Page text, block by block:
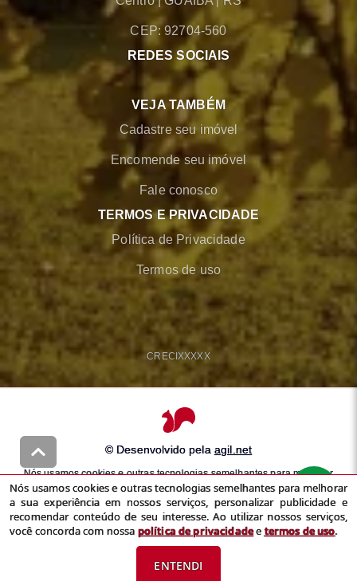
CEP: 92704-560
REDES SOCIAIS
VEJA TAMBÉM
Cadastre seu imóvel
Encomende seu imóvel
Fale conosco
TERMOS E PRIVACIDADE
Política de Privacidade
Termos de uso
CRECIXXXXX
© Desenvolvido pela agil.net
Nós usamos cookies e outras tecnologias semelhantes para melhorar
a sua experiência em nossos serviços, personalizar publicidade e
recomendar conteúdo de seu interesse. Ao utilizar nossos serviços,
você concorda com nossapolítica de privacidadeetermos de uso
Nós usamos cookies e outras tecnologias semelhantes para melhorar
a sua experiência em nossos serviços, personalizar publicidade e
recomendar conteúdo de seu interesse. Ao utilizar nossos serviços,
você concorda com nossa política de privacidadeetermos de uso.
ENTENDI